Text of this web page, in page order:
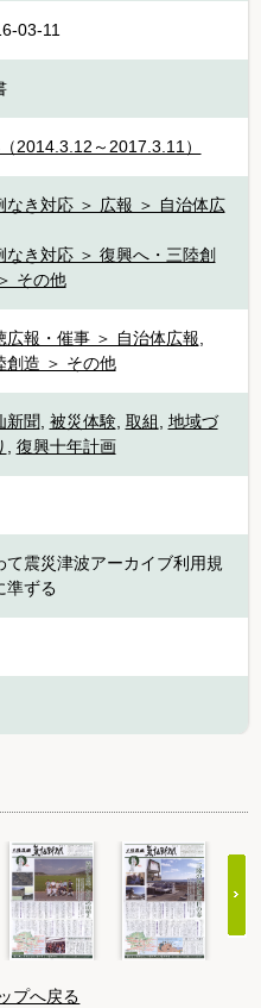
03-11
2014.3.12～2017.3.11）
なき対応 ＞ 広報 ＞ 自治体広
なき対応 ＞ 復興へ・三陸創
その他
広報・催事 ＞ 自治体広報,
創造 ＞ その他
新聞, 被災体験, 取組, 地域づ
, 復興十年計画
て震災津波アーカイブ利用規
準ずる
プへ戻る